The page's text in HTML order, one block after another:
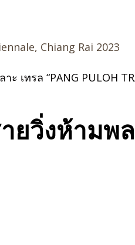
Chiang Rai 2023
เทรล “PANG PULOH
วิ่งห้ามพ